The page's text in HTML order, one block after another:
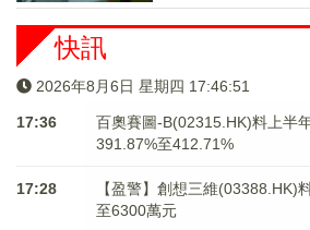
快訊
2026年8月6日 星期四 17:46:52
17:36
百奧賽圖-B(02315.HK)料上半
391.87%至412.71%
17:28
【盈警】創想三維(03388.HK)
至6300萬元